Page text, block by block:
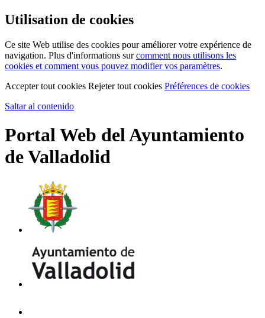
Utilisation de cookies
Ce site Web utilise des cookies pour améliorer votre expérience de
navigation. Plus d'informations surcomment nous utilisons les
cookies et comment vous pouvez modifier vos paramètres.
Accepter tout cookies Rejeter tout cookies Préférences de cookies
Saltar al contenido
Portal Web del Ayuntamiento
de Valladolid